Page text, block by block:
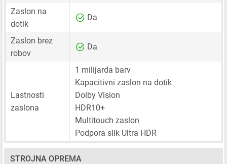
Zaslon na
dotik
Da
Zaslon brez
robov
Da
Lastnosti
zaslona
1 milijarda barv
Kapacitivni zaslon na dotik
Dolby Vision
HDR10+
Multitouch zaslon
Podpora slik Ultra HDR
STROJNA OPREMA